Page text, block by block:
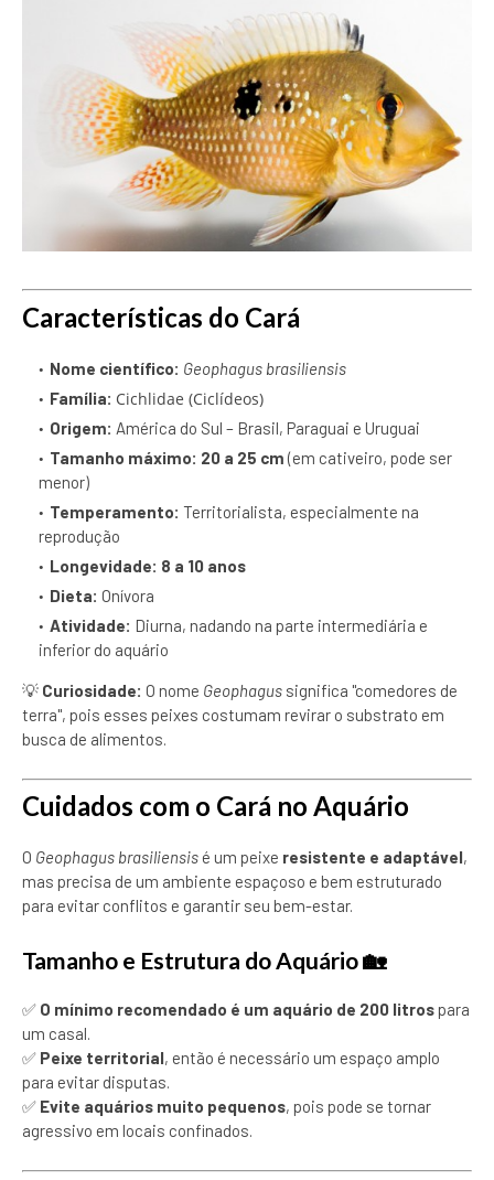
Características do Cará
Nome científico: Geophagus brasiliensis
Família: Cichlidae (Ciclídeos)
Origem: América do Sul – Brasil, Paraguai e Uruguai
Tamanho máximo: 20 a 25 cm (em cativeiro, pode ser
menor)
Temperamento: Territorialista, especialmente na
reprodução
Longevidade: 8 a 10 anos
Dieta: Onívora
Atividade: Diurna, nadando na parte intermediária e
inferior do aquário
💡 Curiosidade: O nome Geophagus significa "comedores de
terra", pois esses peixes costumam revirar o substrato em
busca de alimentos.
Cuidados com o Cará no Aquário
O Geophagus brasiliensisé um peixe resistente e adaptável,
mas precisa de um ambiente espaçoso e bem estruturado
para evitar conflitos e garantir seu bem-estar.
Tamanho e Estrutura do Aquário🏡
✅ O mínimo recomendado é um aquário de 200 litrospara
um casal.
✅ Peixe territorial, então é necessário um espaço amplo
para evitar disputas.
✅ Evite aquários muito pequenos, pois pode se tornar
agressivo em locais confinados.